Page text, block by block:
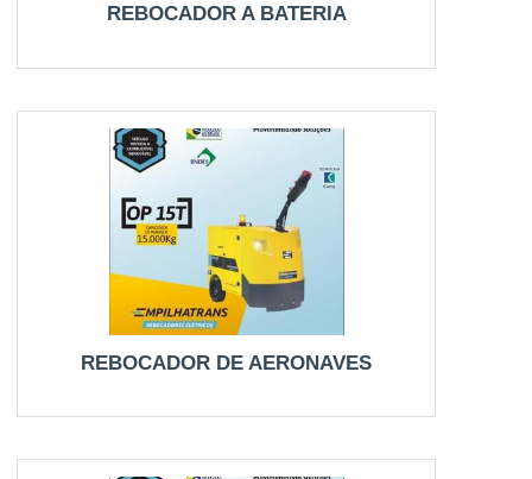
REBOCADOR A BATERIA
REBOCADOR DE AERONAVES